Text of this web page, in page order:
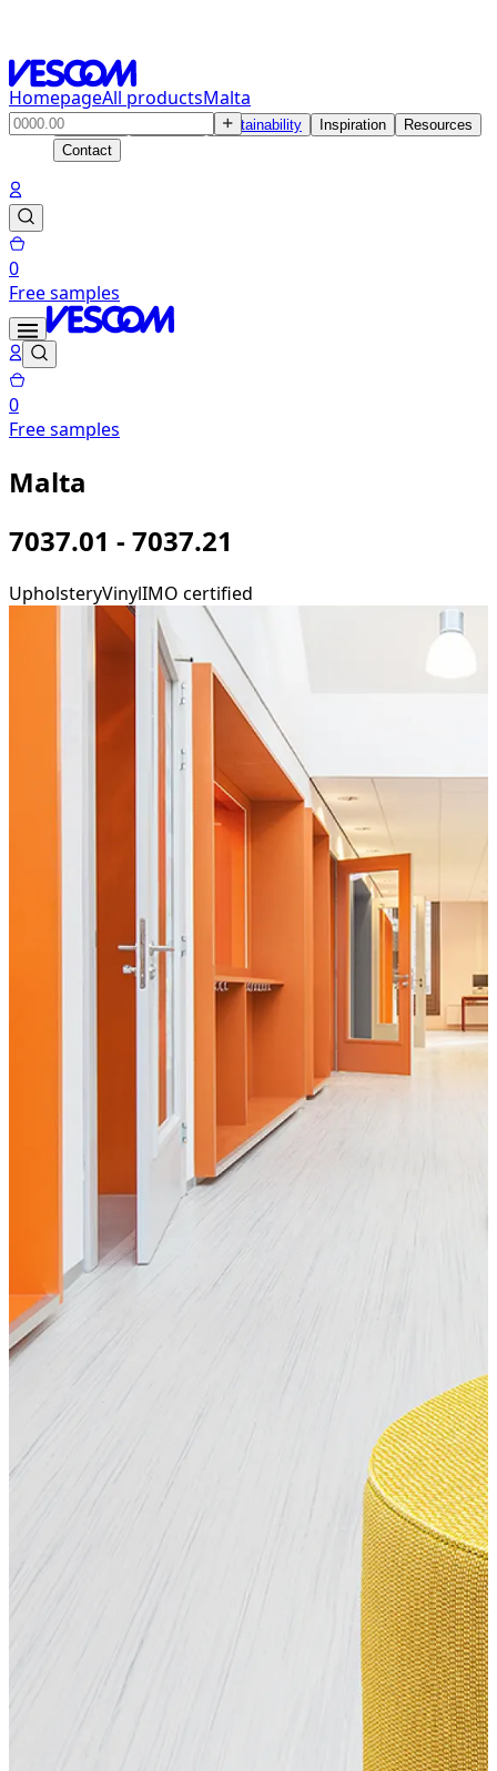
HomepageAll productsMalta
Products Sustainability Inspiration
Resources
Contact
0
Free samples
0
Free samples
Malta
7037.01 - 7037.21
UpholsteryVinylIMO certified